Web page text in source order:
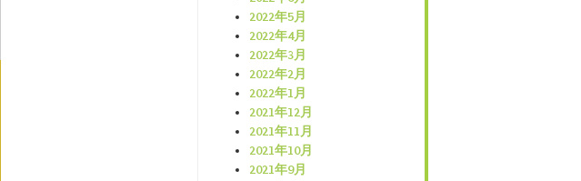
2022年5月
2022年4月
2022年3月
2022年2月
2022年1月
2021年12月
2021年11月
2021年10月
2021年9月